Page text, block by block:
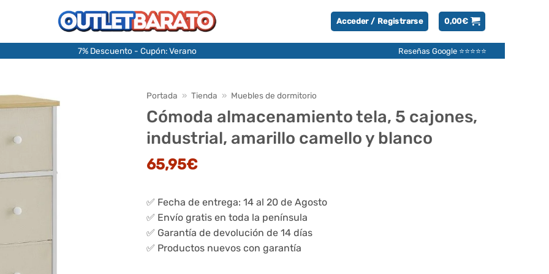
Acceder / Registrarse 0,00€
7% Descuento - Cupón: Verano Reseñas Google ⭐⭐⭐⭐⭐
Portada » Tienda » Muebles de dormitorio
Cómoda almacenamiento tela, 5 cajones,
industrial, amarillo camello y blanco
65,95€
✅ Fecha de entrega: 14 al 20 de Agosto
✅ Envío gratis en toda la península
✅ Garantía de devolución de 14 días
✅ Productos nuevos con garantía